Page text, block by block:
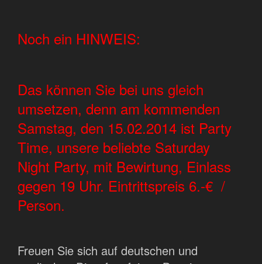
Noch ein HINWEIS:
Das können Sie bei uns gleich
umsetzen, denn am kommenden
Samstag, den 15.02.2014 ist Party
Time, unsere beliebte Saturday
Night Party, mit Bewirtung, Einlass
gegen 19 Uhr. Eintrittspreis 6.-€ /
Person.
Freuen Sie sich auf deutschen und